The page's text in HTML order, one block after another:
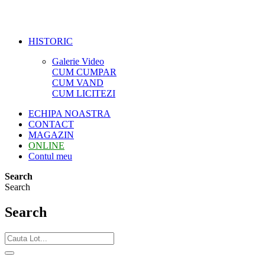
HISTORIC
Galerie Video
CUM CUMPAR
CUM VAND
CUM LICITEZI
ECHIPA NOASTRA
CONTACT
MAGAZIN
ONLINE
Contul meu
Search
Search
Search